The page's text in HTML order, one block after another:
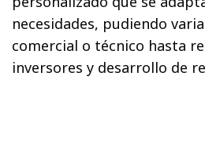
necesidades, pudiendo
comercial o técnico hasta
inversores y desarrollo de